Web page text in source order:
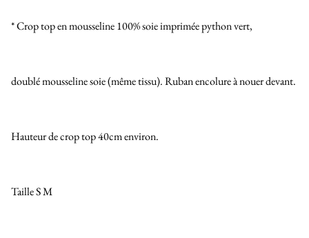
* Crop top en mousseline 100% soie imprimée python vert,
doublé mousseline soie (même tissu). Ruban encolure à nouer devant.
Hauteur de crop top 40cm environ.
Taille S M